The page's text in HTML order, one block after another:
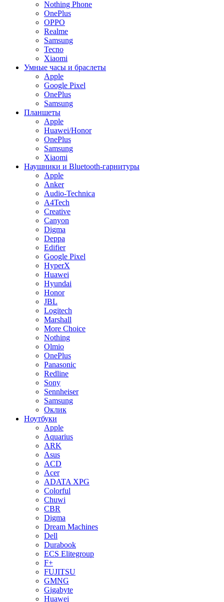
Nothing Phone
OnePlus
OPPO
Realme
Samsung
Tecno
Xiaomi
Умные часы и браслеты
Apple
Google Pixel
OnePlus
Samsung
Планшеты
Apple
Huawei/Honor
OnePlus
Samsung
Xiaomi
Наушники и Bluetooth-гарнитуры
Apple
Anker
Audio-Technica
A4Tech
Creative
Canyon
Digma
Deppa
Edifier
Google Pixel
HyperX
Huawei
Hyundai
Honor
JBL
Logitech
Marshall
More Choice
Nothing
Olmio
OnePlus
Panasonic
Redline
Sony
Sennheiser
Samsung
Оклик
Ноутбуки
Apple
Aquarius
ARK
Asus
ACD
Acer
ADATA XPG
Colorful
Chuwi
CBR
Digma
Dream Machines
Dell
Durabook
ECS Elitegroup
F+
FUJITSU
GMNG
Gigabyte
Huawei